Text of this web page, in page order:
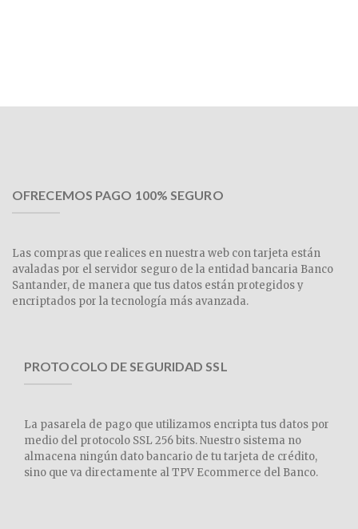
OFRECEMOS PAGO 100% SEGURO
Las compras que realices en nuestra web con tarjeta están
avaladas por el servidor seguro de la entidad bancaria Banco
Santander, de manera que tus datos están protegidos y
encriptados por la tecnología más avanzada.
PROTOCOLO DE SEGURIDAD SSL
La pasarela de pago que utilizamos encripta tus datos por
medio del protocolo SSL 256 bits. Nuestro sistema no
almacena ningún dato bancario de tu tarjeta de crédito,
sino que va directamente al TPV Ecommerce del Banco.